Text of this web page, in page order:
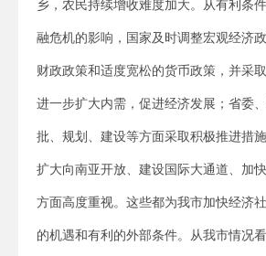
乡，农民持续增收难度加大。从有利条
融危机的影响，国家及时调整宏观经济
财政政策和适度宽松的货币政策，并采
进一步扩大内需，促进经济发展；省委
批、规划、建设等方面采取积极推进措
扩大向南亚开放、建设国际大通道、加
方面高度重视。这些都为我市加快经济
的机遇和有利的外部条件。从我市情况